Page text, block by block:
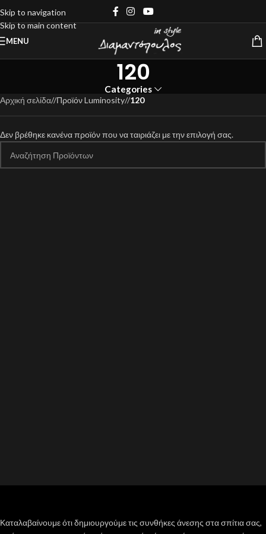
Skip to navigation
Skip to main content
MENU
120
Categories
Αρχική σελίδα/ Προϊόν Luminosity/ 120
Δεν βρέθηκε κανένα προϊόν που να ταιριάζει με την επιλογή σας.
Καταλαβαίνουμε ότι δημιουργούμε τις συνθήκες άνεσης στα σπίτια σας,